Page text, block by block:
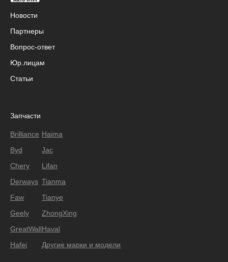
Новости
Партнеры
Вопрос-ответ
Юр.лицам
Статьи
Запчасти
Brilliance
Byd
Chery
Derways
Faw
Geely
GreatWall
Hafei
Haima
Jac
Lifan
Tianma
Tianye
ZhongXing
Haval
Другие марки и модели